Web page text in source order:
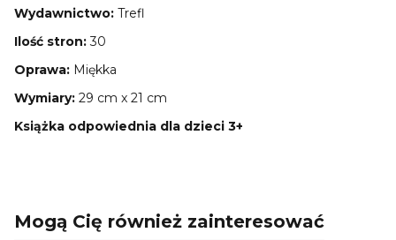
Wydawnictwo: Trefl
Ilość stron:30
Oprawa: Miękka
Wymiary: 29 cm x 21 cm
Książka odpowiednia dla dzieci 3+
Mogą Cię również zainteresować